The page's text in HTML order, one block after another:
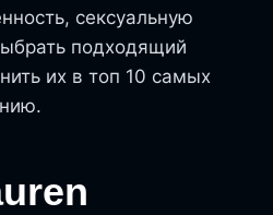
сексуальную
подходящий
их в топ 10 самых